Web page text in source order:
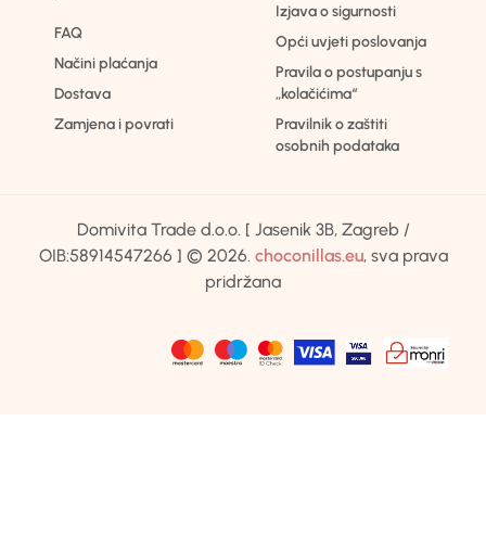
FAQ
Načini plaćanja
Dostava
Zamjena i povrati
Izjava o sigurnosti
Opći uvjeti poslovanja
Pravila o postupanju s
„kolačićima“
Pravilnik o zaštiti
osobnih podataka
Domivita Trade d.o.o. [ Jasenik 3B, Zagreb /
OIB:58914547266 ] © 2026. choconillas.eu, sva prava
pridržana